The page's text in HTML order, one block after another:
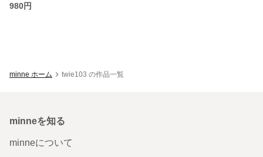
980円
minne ホーム twie103 の作品一覧
minneを知る
minneについて